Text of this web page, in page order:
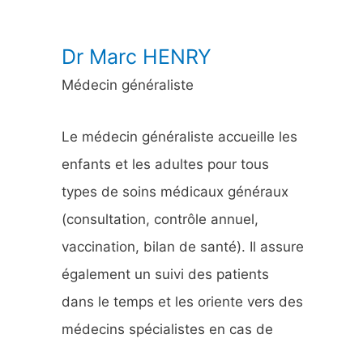
Dr Marc HENRY
Médecin généraliste
Le médecin généraliste accueille les
enfants et les adultes pour tous
types de soins médicaux généraux
(consultation, contrôle annuel,
vaccination, bilan de santé). Il assure
également un suivi des patients
dans le temps et les oriente vers des
médecins spécialistes en cas de